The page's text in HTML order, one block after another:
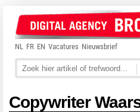
NL FR EN Vacatures Nieuwsbrief
Copywriter